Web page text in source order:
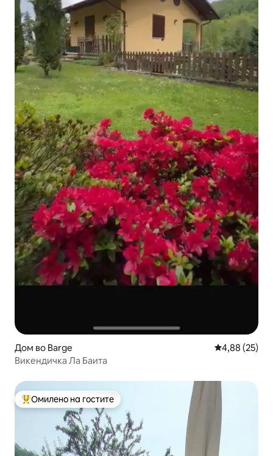
Дом во Barge Просечна
4,88 (25)
Викендичка Ла Баита
Меѓу најуспешните „Омилени на гостите“
Омилено на гостите